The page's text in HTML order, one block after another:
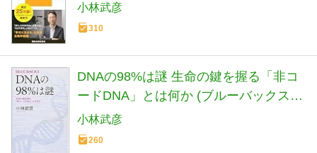
小林武彦
310
DNAの98%は謎 生命の鍵を握る「非コ
ードDNA」とは何か (ブルーバックス
2034)
小林武彦
260